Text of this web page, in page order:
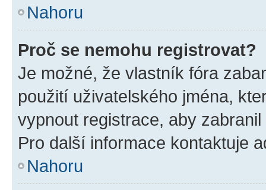
Nahoru
Proč se nemohu registrovat?
Je možné, že vlastník fóra
použití uživatelského jména,
vypnout registrace, aby
Pro další informace kontaktuje
Nahoru